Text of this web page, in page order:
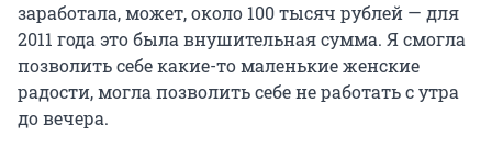
заработала, может, около 100 тысяч рублей — для
2011 года это была внушительная сумма. Я смогла
позволить себе какие-то маленькие женские
радости, могла позволить себе не работать с утра
до вечера.